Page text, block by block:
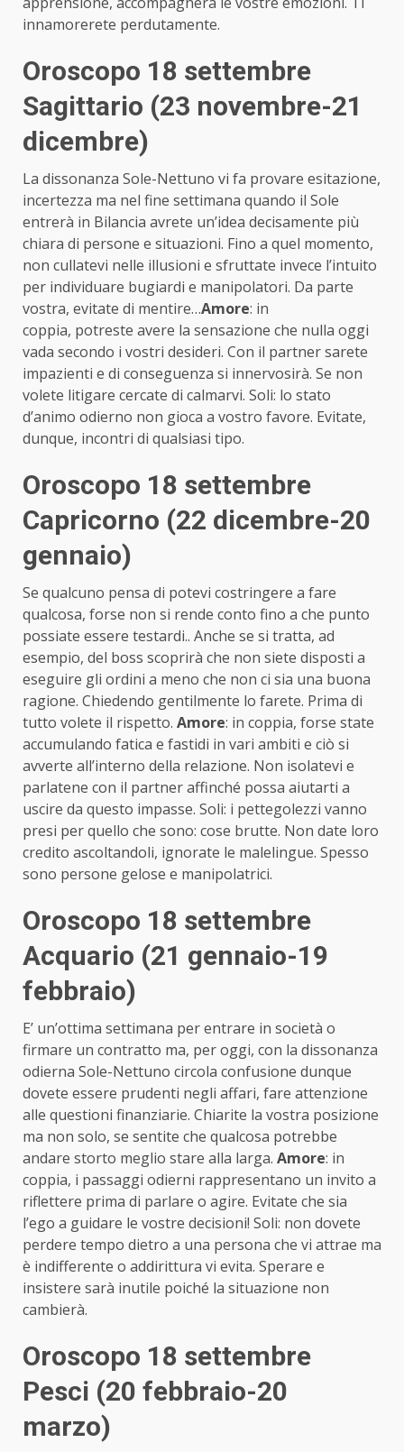
innamorerete perdutamente.
Oroscopo 18 settembre
Sagittario (23 novembre-21
dicembre)
La dissonanza Sole-Nettuno vi fa provare esitazione,
incertezza ma nel fine settimana quando il Sole
entrerà in Bilancia avrete un’idea decisamente più
chiara di persone e situazioni. Fino a quel momento,
non cullatevi nelle illusioni e sfruttate invece l’intuito
per individuare bugiardi e manipolatori. Da parte
vostra, evitate di mentire…Amore: in
coppia, potreste avere la sensazione che nulla oggi
vada secondo i vostri desideri. Con il partner sarete
impazienti e di conseguenza si innervosirà. Se non
volete litigare cercate di calmarvi. Soli: lo stato
d’animo odierno non gioca a vostro favore. Evitate,
dunque, incontri di qualsiasi tipo.
Oroscopo 18 settembre
Capricorno (22 dicembre-20
gennaio)
Se qualcuno pensa di potevi costringere a fare
qualcosa, forse non si rende conto fino a che punto
possiate essere testardi.. Anche se si tratta, ad
esempio, del boss scoprirà che non siete disposti a
eseguire gli ordini a meno che non ci sia una buona
ragione. Chiedendo gentilmente lo farete. Prima di
tutto volete il rispetto. Amore: in coppia, forse state
accumulando fatica e fastidi in vari ambiti e ciò si
avverte all’interno della relazione. Non isolatevi e
parlatene con il partner affinché possa aiutarti a
uscire da questo impasse. Soli: i pettegolezzi vanno
presi per quello che sono: cose brutte. Non date loro
credito ascoltandoli, ignorate le malelingue. Spesso
sono persone gelose e manipolatrici.
Oroscopo 18 settembre
Acquario (21 gennaio-19
febbraio)
E’ un’ottima settimana per entrare in società o
firmare un contratto ma, per oggi, con la dissonanza
odierna Sole-Nettuno circola confusione dunque
dovete essere prudenti negli affari, fare attenzione
alle questioni finanziarie. Chiarite la vostra posizione
ma non solo, se sentite che qualcosa potrebbe
andare storto meglio stare alla larga. Amore: in
coppia, i passaggi odierni rappresentano un invito a
riflettere prima di parlare o agire. Evitate che sia
l’ego a guidare le vostre decisioni! Soli: non dovete
perdere tempo dietro a una persona che vi attrae ma
è indifferente o addirittura vi evita. Sperare e
insistere sarà inutile poiché la situazione non
cambierà.
Oroscopo 18 settembre
Pesci (20 febbraio-20
marzo)